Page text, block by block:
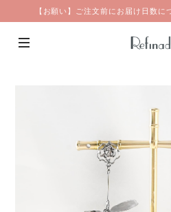
【お願い】ご注文前にお届け日数に